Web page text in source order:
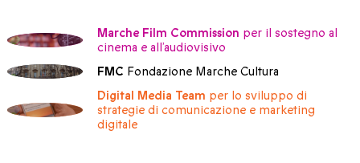
Marche Film Commission per il sostegno al
cinema e all’audiovisivo
FMC Fondazione Marche Cultura
Digital Media Team per lo sviluppo di
strategie di comunicazione e marketing
digitale